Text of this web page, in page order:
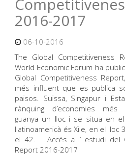
2016-2017
06-10-2016
The Global
World Economic Forum ha
Global Competitiveness
més influent que es publica
països. Suïssa, Singapur i
rànquing d’economies més
guanya un lloc i se situa en
llatinoamericà és Xile, en el lloc
el 42. Accés a l’ estudi del
Report 2016-2017